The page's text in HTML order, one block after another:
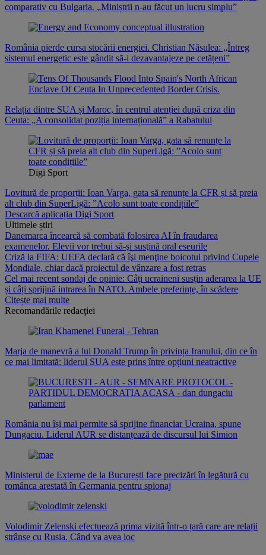
comparativ cu Bulgaria. „Miniștrii n-au făcut un lucru simplu”
România pierde cursa stocării energiei. Christian Năsulea: „Întreg
sistemul energetic este gândit să-i dezavantajeze pe cetățeni”
Relația dintre SUA și Maroc, în centrul atenției după criza din
Ceuta: „A consolidat poziția internațională” a Rabatului
Digi Sport
Lovitură de proporții: Ioan Varga, gata să renunțe la CFR și să preia
alt club din SuperLigă: ”Acolo sunt toate condițiile”
Descarcă aplicația Digi Sport
Ultimele știri
Danemarca încearcă să combată folosirea AI în fraudarea
examenelor. Elevii vor trebui să-şi susţină oral eseurile
Criză la FIFA: UEFA declară că îşi menţine boicotul privind Cupele
Mondiale, chiar dacă proiectul de vânzare a fost retras
Cel mai recent sondaj de opinie: Câți ucraineni susțin aderarea la UE
și câți sprijină intrarea în NATO. Ambele preferințe, în scădere
Citește mai multe
Recomandările redacţiei
Marja de manevră a lui Donald Trump în privința Iranului, din ce în
ce mai limitată: liderul SUA este prins între opțiuni neatractive
România nu își mai permite să sprijine financiar Ucraina, spune
Dungaciu. Liderul AUR se distanțează de discursul lui Simion
Ministerul de Externe de la București face precizări în legătură cu
românca arestată în Germania pentru spionaj
Volodimir Zelenski efectuează prima vizită într-o țară care are relații
strânse cu Rusia. Când va avea loc